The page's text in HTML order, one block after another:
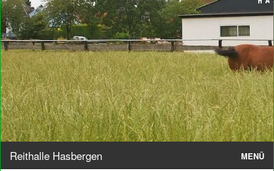
Reithalle Hasbergen MENÜ